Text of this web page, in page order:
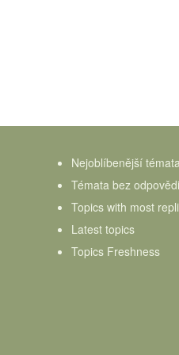
Nejoblíbenější
Témata bez odpovědi
Topics with most
Latest topics
Topics Freshness